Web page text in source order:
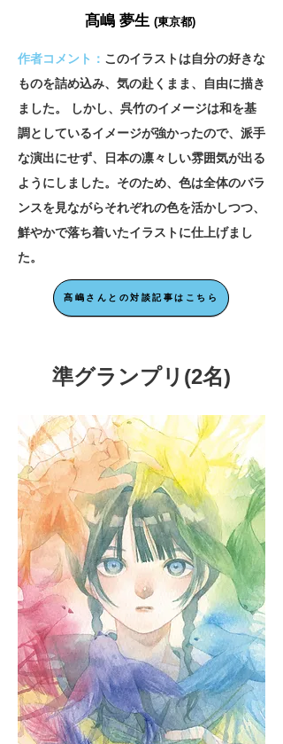
髙嶋 夢生 (東京都)
作者コメント： このイラストは自分の好きな
ものを詰め込み、気の赴くまま、自由に描き
ました。 しかし、呉竹のイメージは和を基
調としているイメージが強かったので、派手
な演出にせず、日本の凛々しい雰囲気が出る
ようにしました。そのため、色は全体のバラ
ンスを見ながらそれぞれの色を活かしつつ、
鮮やかで落ち着いたイラストに仕上げまし
た。
髙嶋さんとの対談記事はこちら
​準グランプリ(2名)